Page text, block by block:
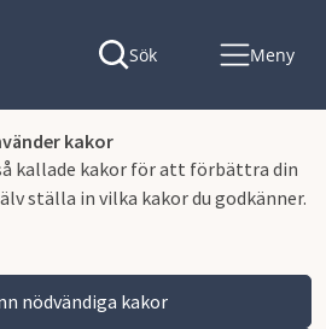
kakor
kallade kakor för att förbättra din
ställa in vilka kakor du godkänner.
nödvändiga kakor
Sök Meny